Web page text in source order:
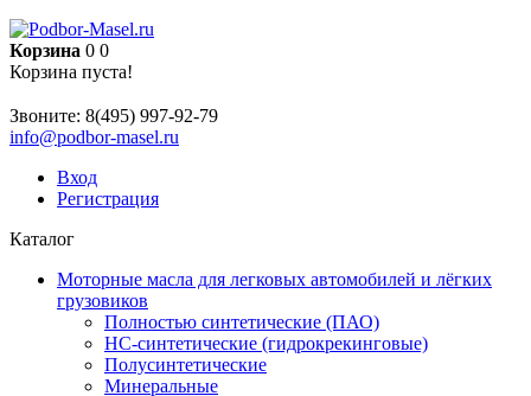
Корзина 0 0
Корзина пуста!
Звоните: 8(495) 997-92-79
info@podbor-masel.ru
Вход
Регистрация
Каталог
Моторные масла для легковых автомобилей и лёгких
грузовиков
Полностью синтетические (ПАО)
НС-синтетические (гидрокрекинговые)
Полусинтетические
Минеральные